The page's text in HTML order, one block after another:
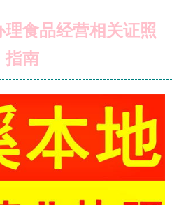
食品经营相关证照
指南